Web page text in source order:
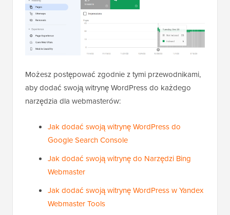
Możesz postępować zgodnie z tymi przewodnikami,
aby dodać swoją witrynę WordPress do każdego
narzędzia dla webmasterów:
Jak dodać swoją witrynę WordPress do
Google Search Console
Jak dodać swoją witrynę do Narzędzi Bing
Webmaster
Jak dodać swoją witrynę WordPress w Yandex
Webmaster Tools